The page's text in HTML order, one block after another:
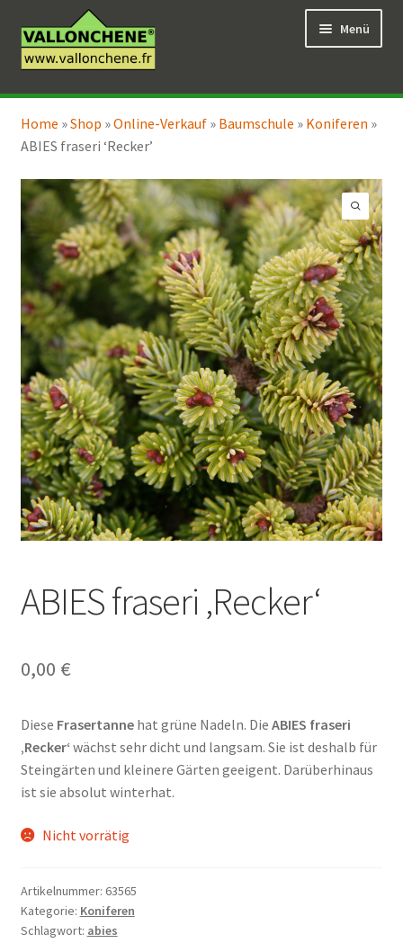
Navigation
springen
Inhalt
springen
Menü
Online-Verkauf
Coaching für den Garten
Home »Shop »Online-Verkauf» Baumschule » Koniferen »
ABIES fraseri ‘Recker’
ABIES fraseri ‚Recker‘
0,00 €
Diese Frasertannehat grüne Nadeln. Die ABIES fraseri
‚Recker‘ wächst sehr dicht und langsam. Sie ist deshalb für
Steingärten und kleinere Gärten geeigent. Darüberhinaus
ist sie absolut winterhat.
Nicht vorrätig
Artikelnummer: 63565
Kategorie: Koniferen
Schlagwort: abies